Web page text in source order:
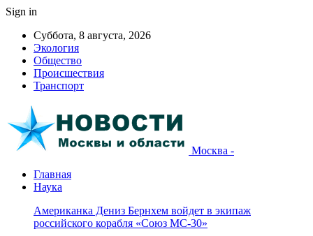
Sign in
Суббота, 8 августа, 2026
Экология
Общество
Происшествия
Транспорт
Москва -
Главная
Наука
Американка Дениз Бернхем войдет в экипаж
российского корабля «Союз МС-30»